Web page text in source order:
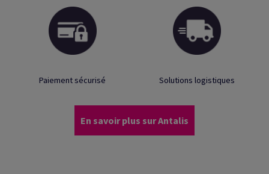
Paiement sécurisé Solutions logistiques
En savoir plus sur Antalis